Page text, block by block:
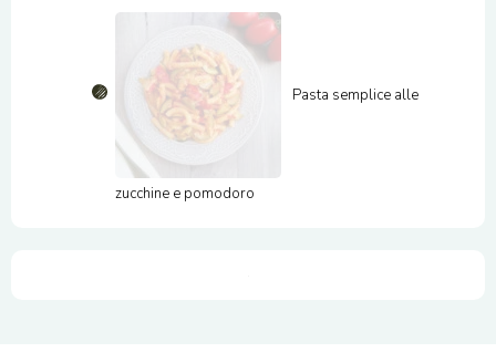
Pasta semplice alle
zucchine e pomodoro